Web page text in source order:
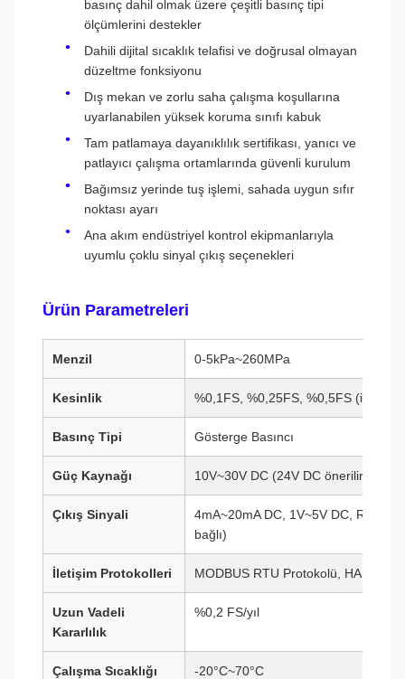
basınç dahil olmak üzere çeşitli basınç tipi
ölçümlerini destekler
Dahili dijital sıcaklık telafisi ve doğrusal olmayan
düzeltme fonksiyonu
Dış mekan ve zorlu saha çalışma koşullarına
uyarlanabilen yüksek koruma sınıfı kabuk
Tam patlamaya dayanıklılık sertifikası, yanıcı ve
patlayıcı çalışma ortamlarında güvenli kurulum
Bağımsız yerinde tuş işlemi, sahada uygun sıfır
noktası ayarı
Ana akım endüstriyel kontrol ekipmanlarıyla
uyumlu çoklu sinyal çıkış seçenekleri
Ürün Parametreleri
Menzil 0-5kPa~260MPa
Kesinlik %0,1FS, %0,25FS, %0,5FS (isteğe
Basınç Tipi Gösterge Basıncı
Güç Kaynağı 10V~30V DC (24V DC önerilir)
Çıkış Sinyali
4mA~20mA DC, 1V~5V DC, RS485,
bağlı)
İletişim Protokolleri MODBUS RTU Protokolü, HART
Uzun Vadeli
Kararlılık
%0,2 FS/yıl
Çalışma Sıcaklığı -20°C~70°C